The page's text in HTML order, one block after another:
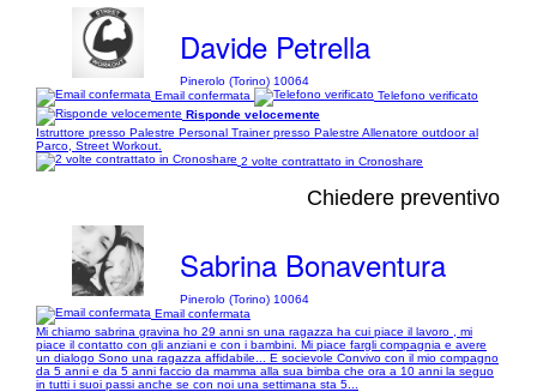
Davide Petrella
Pinerolo (Torino) 10064
Email confermata
Telefono verificato
Risponde velocemente
Istruttore presso Palestre Personal Trainer presso Palestre Allenatore outdoor al
Parco, Street Workout.
2 volte contrattato in Cronoshare
Chiedere preventivo
Sabrina Bonaventura
Pinerolo (Torino) 10064
Email confermata
Mi chiamo sabrina gravina ho 29 anni sn una ragazza ha cui piace il lavoro , mi
piace il contatto con gli anziani e con i bambini. Mi piace fargli compagnia e avere
un dialogo Sono una ragazza affidabile... E socievole Convivo con il mio compagno
da 5 anni e da 5 anni faccio da mamma alla sua bimba che ora a 10 anni la seguo
in tutti i suoi passi anche se con noi una settimana sta 5...